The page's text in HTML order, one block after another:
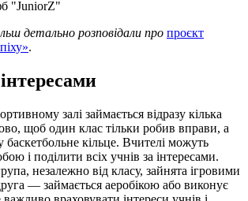
"JuniorZ"
детально розповідали про проєкт
.
залі займається відразу кілька
щоб один клас тільки робив вправи, а
кільце. Вчителі можуть
і поділити всіх учнів за інтересами.
незалежно від класу, зайнята ігровими
— займається аеробікою або виконує